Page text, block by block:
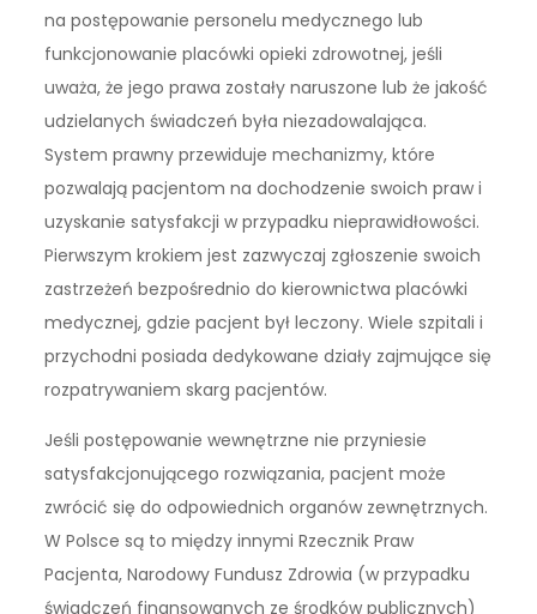
na postępowanie personelu medycznego lub
funkcjonowanie placówki opieki zdrowotnej, jeśli
uważa, że jego prawa zostały naruszone lub że jakość
udzielanych świadczeń była niezadowalająca.
System prawny przewiduje mechanizmy, które
pozwalają pacjentom na dochodzenie swoich praw i
uzyskanie satysfakcji w przypadku nieprawidłowości.
Pierwszym krokiem jest zazwyczaj zgłoszenie swoich
zastrzeżeń bezpośrednio do kierownictwa placówki
medycznej, gdzie pacjent był leczony. Wiele szpitali i
przychodni posiada dedykowane działy zajmujące się
rozpatrywaniem skarg pacjentów.
Jeśli postępowanie wewnętrzne nie przyniesie
satysfakcjonującego rozwiązania, pacjent może
zwrócić się do odpowiednich organów zewnętrznych.
W Polsce są to między innymi Rzecznik Praw
Pacjenta, Narodowy Fundusz Zdrowia (w przypadku
świadczeń finansowanych ze środków publicznych)